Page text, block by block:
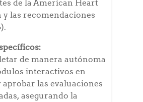
de la American Heart
y las recomendaciones
de manera autónoma
interactivos en
aprobar las evaluaciones
asegurando la